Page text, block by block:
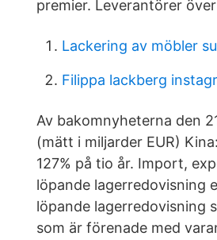
premier. Leverantörer
Lackering av möbler
Filippa lackberg
Av bakomnyheterna den
(mätt i miljarder EUR)
127% på tio år. Import,
löpande lagerredovisning
löpande lagerredovisning
som är förenade med